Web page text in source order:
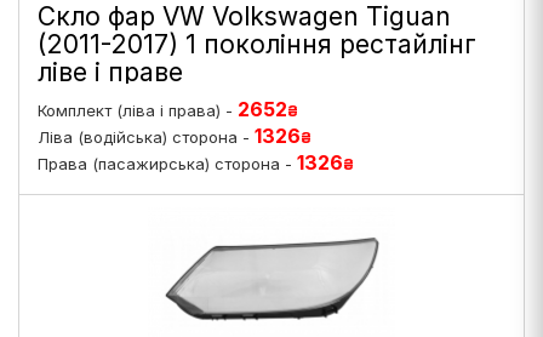
Скло фар VW Volkswagen Tiguan
(2011-2017) 1 покоління рестайлінг
ліве і праве
Комплект (ліва і права) - 2652₴
Ліва (водійська) сторона - 1326₴
Права (пасажирська) сторона - 1326₴